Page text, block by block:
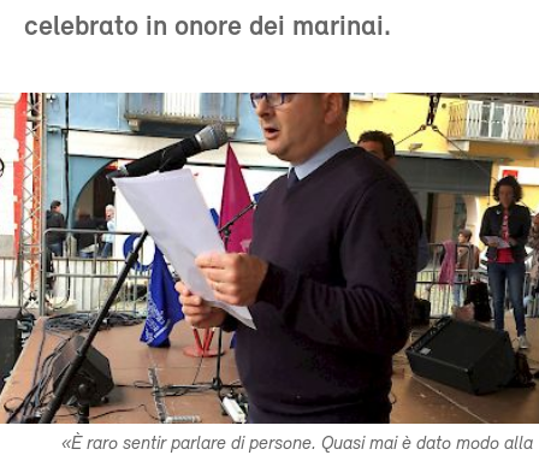
celebrato in onore dei marinai.
«È raro sentir parlare di persone. Quasi mai è dato modo alla